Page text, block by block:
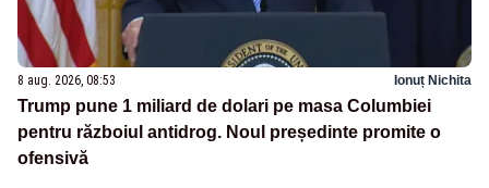
8 aug. 2026, 08:53 Ionuț Nichita
Trump pune 1 miliard de dolari pe masa Columbiei
pentru războiul antidrog. Noul președinte promite o
ofensivă